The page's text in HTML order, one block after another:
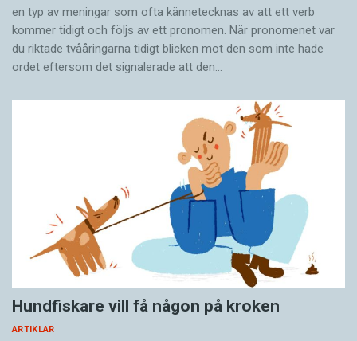
en typ av meningar som ofta kännetecknas av att ett verb
kommer tidigt och följs av ett pronomen. När pronomenet var
du riktade tvååringarna tidigt blicken mot den som inte hade
ordet eftersom det ­signalerade att den…
Hundfiskare vill få någon på kroken
ARTIKLAR